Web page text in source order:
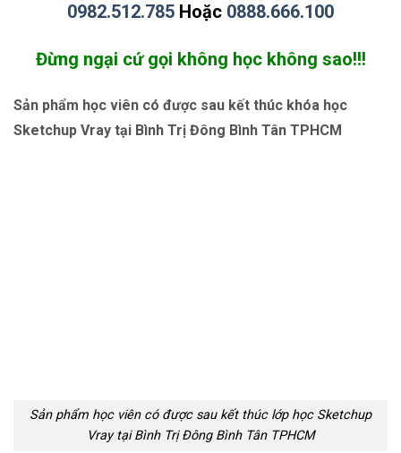
0982.512.785 Hoặc 0888.666.100
Đừng ngại cứ gọi không học không sao!!!
Sản phẩm học viên có được sau kết thúc khóa học
Sketchup Vray tại Bình Trị Đông Bình Tân TPHCM
Tag: Bạn đang ở quận Tân Bình, quận Bình Tân, quận 6, quận 12,
quận 10, quận Phú Nhuận, quận Gò Vấp. quận Bình Thạnh, quận